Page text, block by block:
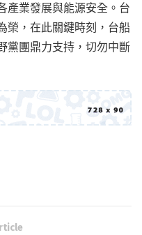
產業發展與能源安全。台
榮，在此關鍵時刻，台船
黨團鼎力支持，切勿中斷